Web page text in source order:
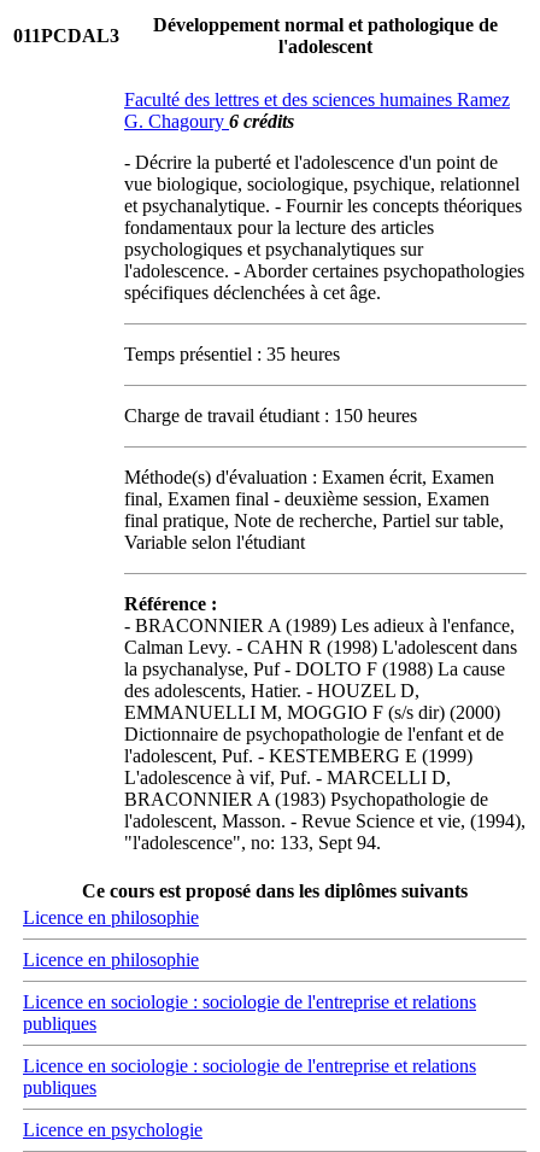
011PCDAL3
Développement normal et pathologique de
l'adolescent
Faculté des lettres et des sciences humaines Ramez
G. Chagoury 6 crédits
- Décrire la puberté et l'adolescence d'un point de
vue biologique, sociologique, psychique, relationnel
et psychanalytique. - Fournir les concepts théoriques
fondamentaux pour la lecture des articles
psychologiques et psychanalytiques sur
l'adolescence. - Aborder certaines psychopathologies
spécifiques déclenchées à cet âge.
Temps présentiel : 35 heures
Charge de travail étudiant : 150 heures
Méthode(s) d'évaluation : Examen écrit, Examen
final, Examen final - deuxième session, Examen
final pratique, Note de recherche, Partiel sur table,
Variable selon l'étudiant
Référence :
- BRACONNIER A (1989) Les adieux à l'enfance,
Calman Levy. - CAHN R (1998) L'adolescent dans
la psychanalyse, Puf - DOLTO F (1988) La cause
des adolescents, Hatier. - HOUZEL D,
EMMANUELLI M, MOGGIO F (s/s dir) (2000)
Dictionnaire de psychopathologie de l'enfant et de
l'adolescent, Puf. - KESTEMBERG E (1999)
L'adolescence à vif, Puf. - MARCELLI D,
BRACONNIER A (1983) Psychopathologie de
l'adolescent, Masson. - Revue Science et vie, (1994),
"l'adolescence", no: 133, Sept 94.
Ce cours est proposé dans les diplômes suivants
Licence en philosophie
Licence en philosophie
Licence en sociologie : sociologie de l'entreprise et relations
publiques
Licence en sociologie : sociologie de l'entreprise et relations
publiques
Licence en psychologie